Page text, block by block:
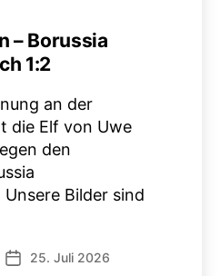
– Borussia
1:2
an der
die Elf von Uwe
den
Bilder sind
Veröffentlichungsdatum
25. Juli 2026